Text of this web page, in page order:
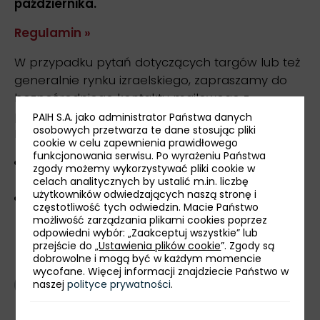
października.
Regulamin »
W przypadku pytań dotyczących targów lub też
generalnie rynku izraelskiego, zapraszamy do
bezpośredniego kontaktu mailowego z
przedstawicielami Zagranicznego Biura
Handlowego PAIH w Tel Awiwie:
Mateusz Kamer, Kierownik Biura -
mateusz.kamer@paih.gov.pl
Ariel Homa, Business Development Manager -
ariel.homa@paih.gov.pl
powrót
PAIH S.A. jako administrator Państwa danych
osobowych przetwarza te dane stosując pliki
cookie w celu zapewnienia prawidłowego
funkcjonowania serwisu. Po wyrażeniu Państwa
zgody możemy wykorzystywać pliki cookie w
celach analitycznych by ustalić m.in. liczbę
użytkowników odwiedzających naszą stronę i
częstotliwość tych odwiedzin. Macie Państwo
możliwość zarządzania plikami cookies poprzez
odpowiedni wybór: „Zaakceptuj wszystkie” lub
przejście do „Ustawienia plików cookie”. Zgody są
dobrowolne i mogą być w każdym momencie
wycofane. Więcej informacji znajdziecie Państwo w
naszejpolityce prywatności.